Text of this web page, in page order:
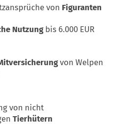
von Figuranten
Nutzung bis 6.000 EUR
von Welpen
von nicht
Tierhütern